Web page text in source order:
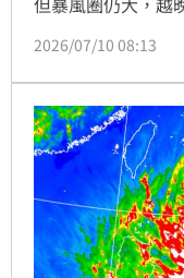
跟卓榮泰院長前往
備，安全第一。
2026/07/10 08:13